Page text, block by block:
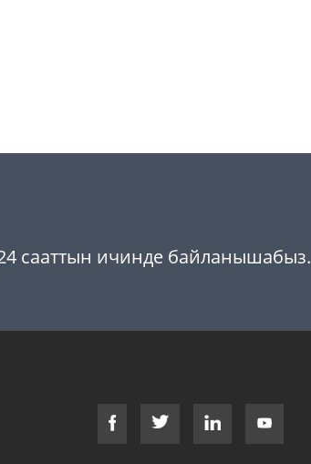
сааттын ичинде байланышабыз.